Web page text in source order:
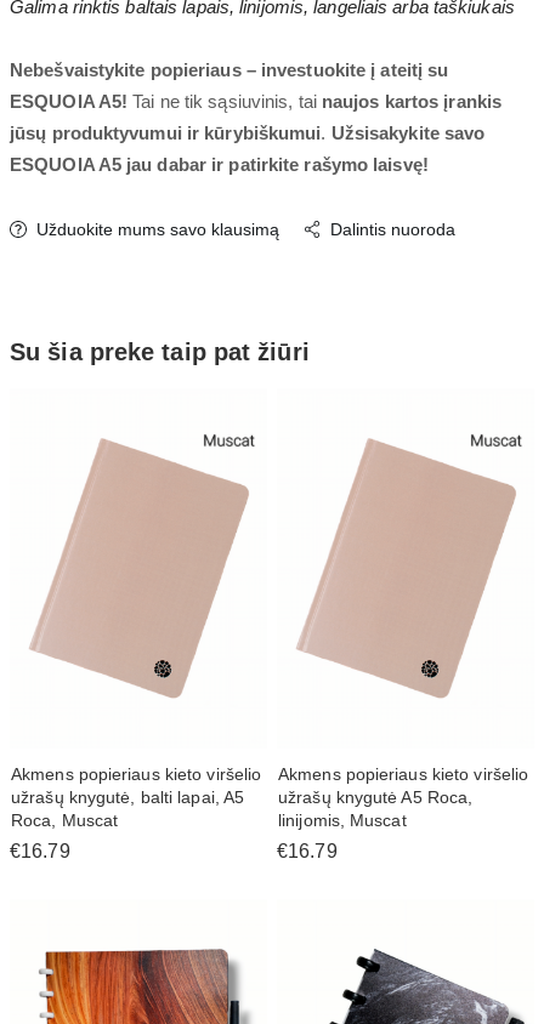
Galima rinktis baltais lapais, linijomis, langeliais arba taškiukais
Nebešvaistykite popieriaus – investuokite į ateitį su
ESQUOIA A5! Tai ne tik sąsiuvinis, tai naujos kartos įrankis
jūsų produktyvumui ir kūrybiškumui. Užsisakykite savo
ESQUOIA A5 jau dabar ir patirkite rašymo laisvę!
Užduokite mums savo klausimą Dalintis nuoroda
Su šia preke taip pat žiūri
Akmens popieriaus kieto viršelio
užrašų knygutė, balti lapai, A5
Roca, Muscat
€16.79
Akmens popieriaus kieto viršelio
užrašų knygutė A5 Roca,
linijomis, Muscat
€16.79